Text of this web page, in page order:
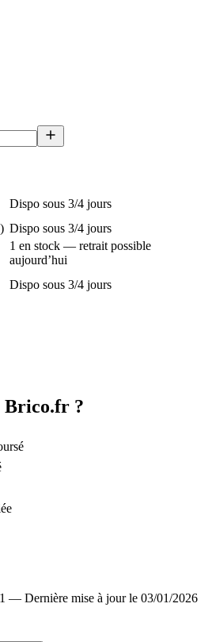
Dispo sous 3/4 jours
) Dispo sous 3/4 jours
1 en stock — retrait possible
aujourd’hui
Dispo sous 3/4 jours
Brico.fr ?
— Dernière mise à jour le 03/01/2026